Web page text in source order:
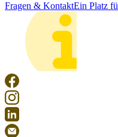
Fragen & KontaktEin Platz